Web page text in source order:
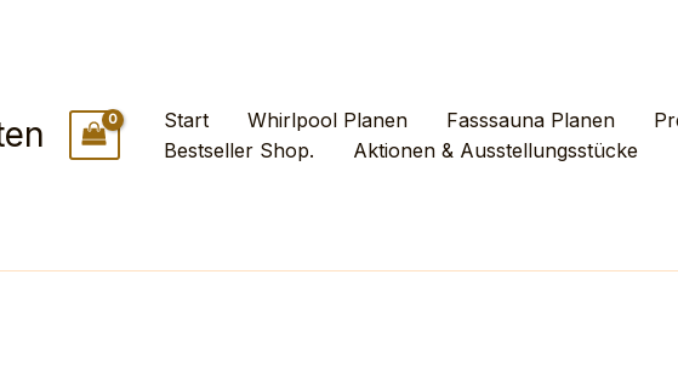
Start Whirlpool Planen Fasssauna Planen
Bestseller Shop.
Aktionen & Ausstellungsstücke